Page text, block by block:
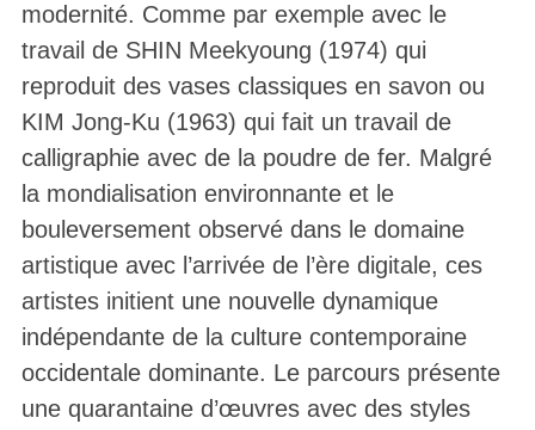
modernité. Comme par exemple avec le
travail de SHIN Meekyoung (1974) qui
reproduit des vases classiques en savon ou
KIM Jong-Ku (1963) qui fait un travail de
calligraphie avec de la poudre de fer. Malgré
la mondialisation environnante et le
bouleversement observé dans le domaine
artistique avec l’arrivée de l’ère digitale, ces
artistes initient une nouvelle dynamique
indépendante de la culture contemporaine
occidentale dominante. Le parcours présente
une quarantaine d’œuvres avec des styles